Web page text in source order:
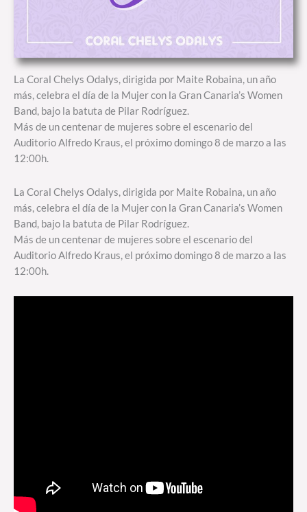
La Coral Chelys Odalys, dirigida por Maite Robaina, un año
más, celebra el día de la Mujer con la Gran Canaria’s Women
Band, bajo la batuta de Pilar Rodríguez.
Más de un centenar de mujeres sobre el escenario del
Auditorio Alfredo Kraus, el próximo domingo 8 de marzo a las
12:00h.
La Coral Chelys Odalys, dirigida por Maite Robaina, un año
más, celebra el día de la Mujer con la Gran Canaria’s Women
Band, bajo la batuta de Pilar Rodríguez.
Más de un centenar de mujeres sobre el escenario del
Auditorio Alfredo Kraus, el próximo domingo 8 de marzo a las
12:00h.